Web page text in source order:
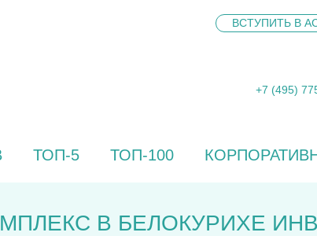
ВСТУПИТЬ В
+7 (495)
ТОП-5 ТОП-100
В БЕЛОКУРИХЕ